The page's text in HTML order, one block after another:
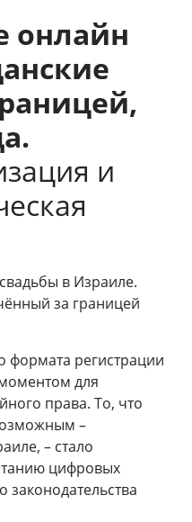
онлайн
и
в Израиле.
за границей
формата регистрации
для
права. То, что
–
– стало
цифровых
законодательства